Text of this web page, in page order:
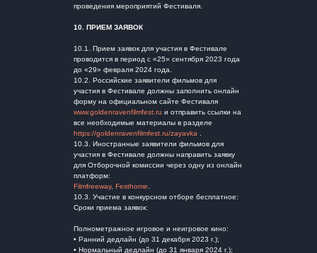
проведения мероприятий Фестиваля.
10. ПРИЕМ ЗАЯВОК
10.1. Прием заявок для участия в Фестивале
проводится в период с «25» сентября 2023 года
до «29» февраля 2024 года.
10.2. Российские заявители фильмов для
участия в Фестивале должны заполнить онлайн
форму на официальном сайте Фестиваля
www.goldenravenfilmfest.ru и отправить ссылки на
все необходимые материалы в разделе
https://goldenravenfilmfest.ru/zayavka
10.3. Иностранные заявители фильмов для
участия в Фестивале должны направить заявку
для Отборочной комиссии через одну из онлайн
платформ:
Filmfreeway, Festhome
10.3. Участие в конкурсном отборе бесплатное:
Сроки приема заявок:
Полнометражное игровое и неигровое кино:
• Ранний дедлайн (до 31 декабря 2023 г.);
• Нормальный дедлайн (до 31 января 2024 г.);